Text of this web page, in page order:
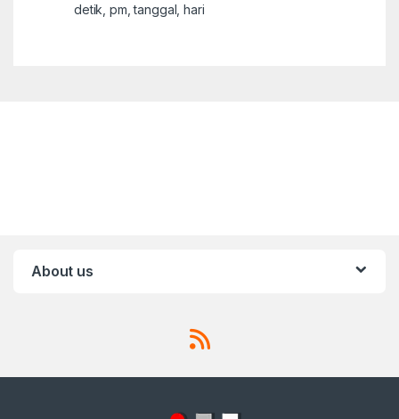
detik, pm, tanggal, hari
About us